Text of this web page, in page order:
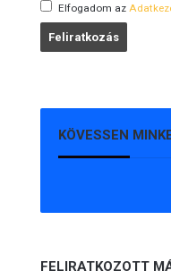
Elfogadom az
KÖVESSEN
FELIRATKOZOTT